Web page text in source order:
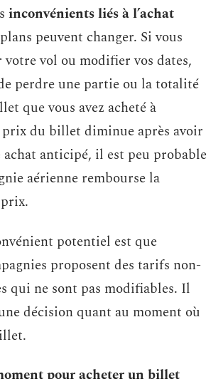
inconvénients liés à l’achat
peuvent changer. Si vous
votre vol ou modifier vos dates,
perdre une partie ou la totalité
que vous avez acheté à
prix du billet diminue après avoir
anticipé, il est peu probable
aérienne rembourse la
potentiel est que
proposent des tarifs non-
qui ne sont pas modifiables. Il
décision quant au moment où